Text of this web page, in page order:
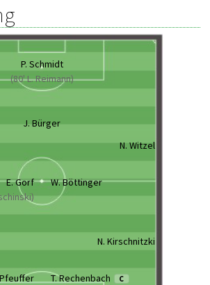
P. Schmidt
(80' L. Reimann)
J. Bürger
N. Witzel
E. Gorf
W. Böttinger
N. Kirschnitzki
T. Rechenbach C